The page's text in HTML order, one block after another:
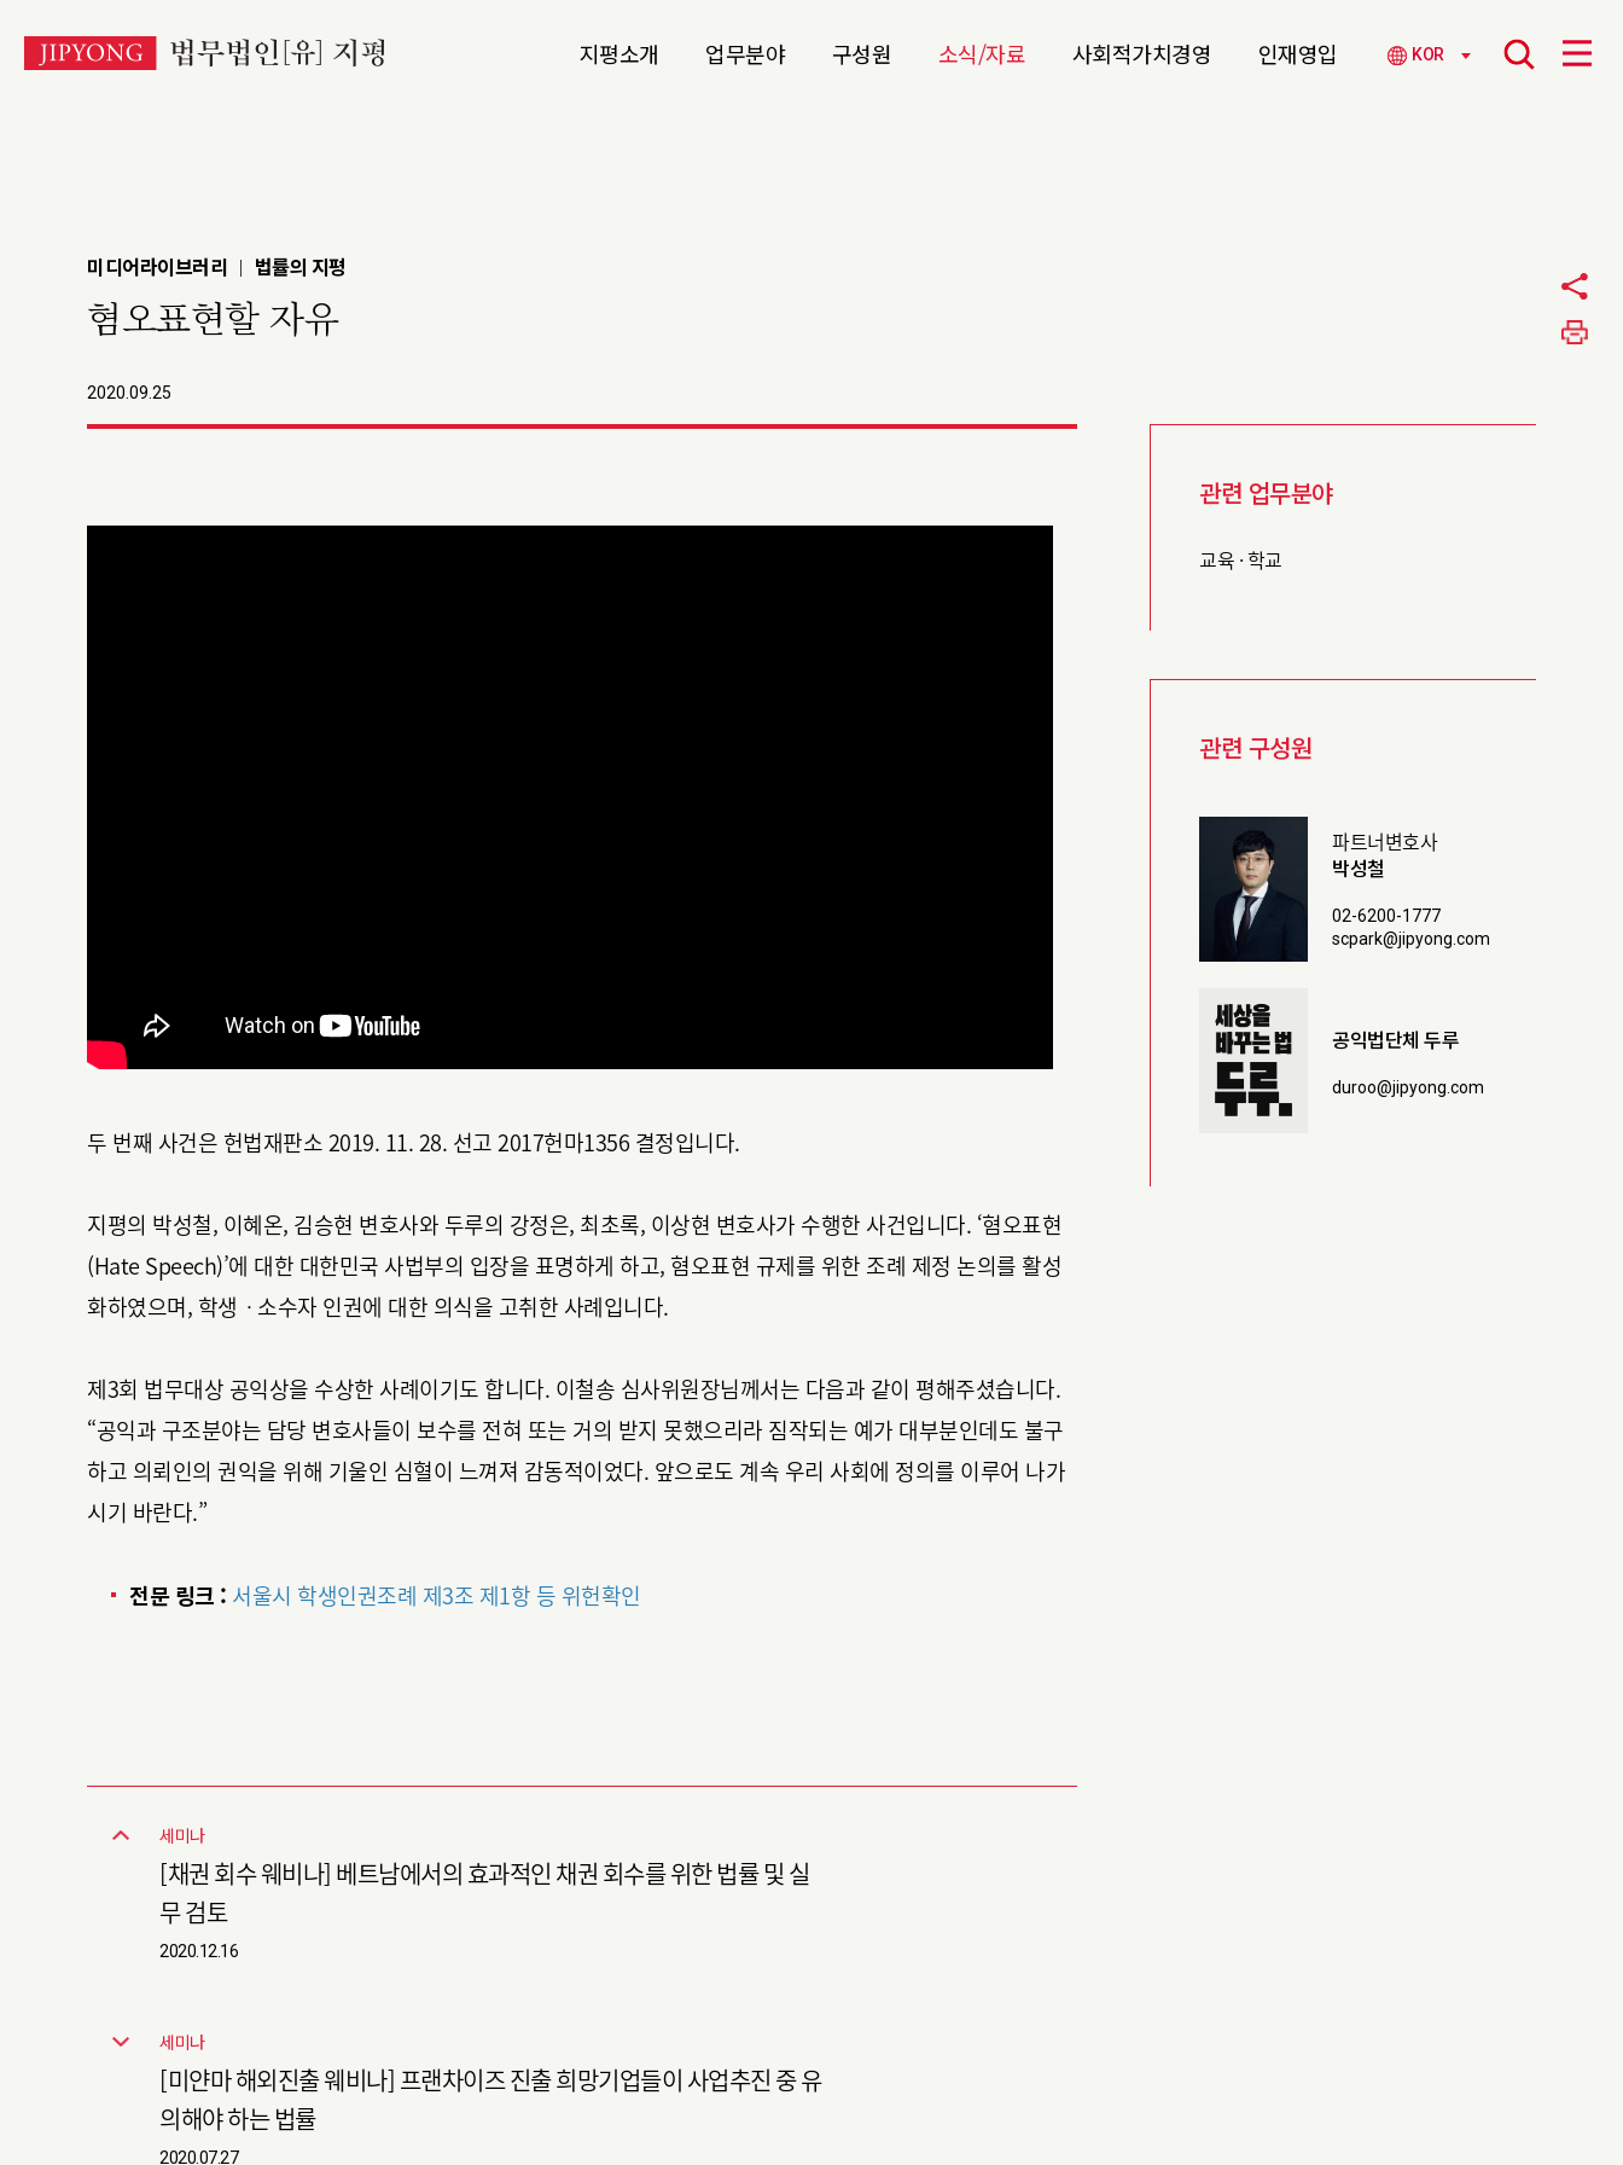
지평소개 업무분야 구성원 소식/자료 사회적가치경영 인재영입 KOR
미디어라이브러리 | 법률의 지평
혐오표현할 자유
2020.09.25
두 번째 사건은 헌법재판소 2019. 11. 28. 선고 2017헌마1356 결정입니다.
지평의 박성철, 이혜온, 김승현 변호사와 두루의 강정은, 최초록, 이상현 변호사가 수행한 사건입니다. ‘혐오표현
(Hate Speech)’에 대한 대한민국 사법부의 입장을 표명하게 하고, 혐오표현 규제를 위한 조례 제정 논의를 활성
화하였으며, 학생ㆍ소수자 인권에 대한 의식을 고취한 사례입니다.
제3회 법무대상 공익상을 수상한 사례이기도 합니다. 이철송 심사위원장님께서는 다음과 같이 평해주셨습니다.
“공익과 구조분야는 담당 변호사들이 보수를 전혀 또는 거의 받지 못했으리라 짐작되는 예가 대부분인데도 불구
하고 의뢰인의 권익을 위해 기울인 심혈이 느껴져 감동적이었다. 앞으로도 계속 우리 사회에 정의를 이루어 나가
시기 바란다.”
전문 링크 : 서울시 학생인권조례 제3조 제1항 등 위헌확인
세미나
[채권 회수 웨비나] 베트남에서의 효과적인 채권 회수를 위한 법률 및 실
무 검토
2020.12.16
세미나
[미얀마 해외진출 웨비나] 프랜차이즈 진출 희망기업들이 사업추진 중 유
의해야 하는 법률
2020.07.27
관련 업무분야
교육 · 학교
관련 구성원
파트너변호사
박성철
02-6200-1777
scpark@jipyong.com
공익법단체 두루
duroo@jipyong.com